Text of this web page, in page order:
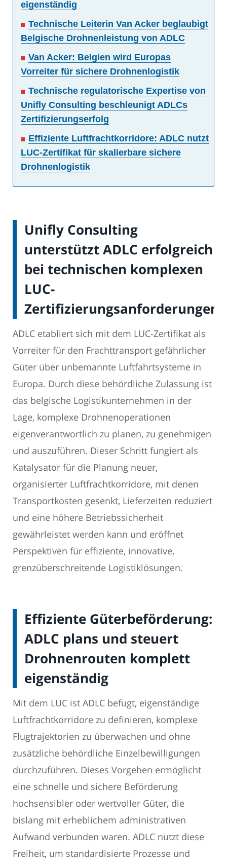
eigenständig
Technische Leiterin Van Acker beglaubigt
Belgische Drohnenleistung von ADLC
Van Acker: Belgien wird Europas
Vorreiter für sichere Drohnenlogistik
Technische regulatorische Expertise von
Unifly Consulting beschleunigt ADLCs
Zertifizierungserfolg
Effiziente Luftfrachtkorridore: ADLC nutzt
LUC-Zertifikat für skalierbare sichere
Drohnenlogistik
Unifly Consulting
unterstützt ADLC erfolgreich
bei technischen komplexen
LUC-
Zertifizierungsanforderungen
ADLC etabliert sich mit dem LUC-Zertifikat als
Vorreiter für den Frachttransport gefährlicher
Güter über unbemannte Luftfahrtsysteme in
Europa. Durch diese behördliche Zulassung ist
das belgische Logistikunternehmen in der
Lage, komplexe Drohnenoperationen
eigenverantwortlich zu planen, zu genehmigen
und auszuführen. Dieser Schritt fungiert als
Katalysator für die Planung neuer,
organisierter Luftfrachtkorridore, mit denen
Transportkosten gesenkt, Lieferzeiten reduziert
und eine höhere Betriebssicherheit
gewährleistet werden kann und eröffnet
Perspektiven für effiziente, innovative,
grenzüberschreitende Logistiklösungen.
Effiziente Güterbeförderung:
ADLC plans und steuert
Drohnenrouten komplett
eigenständig
Mit dem LUC ist ADLC befugt, eigenständige
Luftfrachtkorridore zu definieren, komplexe
Flugtrajektorien zu überwachen und ohne
zusätzliche behördliche Einzelbewilligungen
durchzuführen. Dieses Vorgehen ermöglicht
eine schnelle und sichere Beförderung
hochsensibler oder wertvoller Güter, die
bislang mit erheblichem administrativen
Aufwand verbunden waren. ADLC nutzt diese
Freiheit, um standardisierte Prozesse und